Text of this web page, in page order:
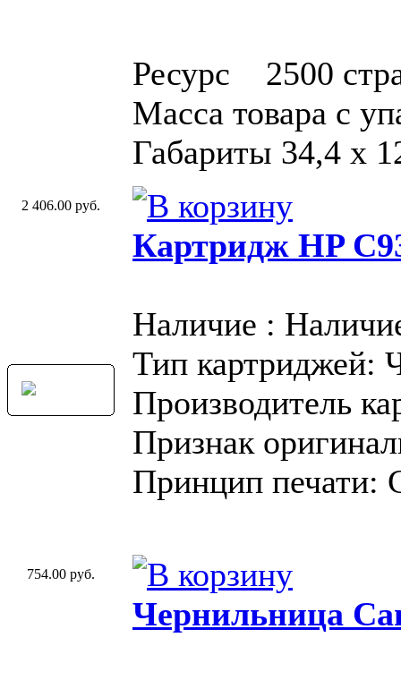
Ресурс 2500
Масса товара с
Габариты 34,4 x
2 406.00 руб.
Картридж HP
Наличие :
Тип картриджей:
Производитель
Признак
Принцип печати:
754.00 руб.
Чернильница